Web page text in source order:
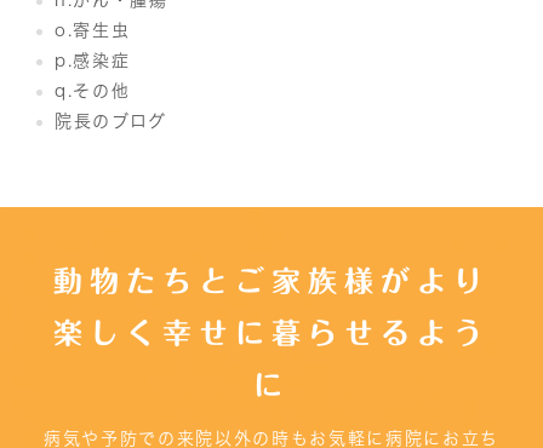
o.寄生虫
p.感染症
q.その他
院長のブログ
動物たちとご家族様がより
楽しく幸せに暮らせるよう
に
病気や予防での来院以外の時もお気軽に病院にお立ち